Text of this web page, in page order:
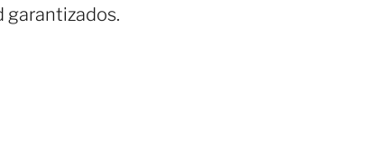
garantizados.